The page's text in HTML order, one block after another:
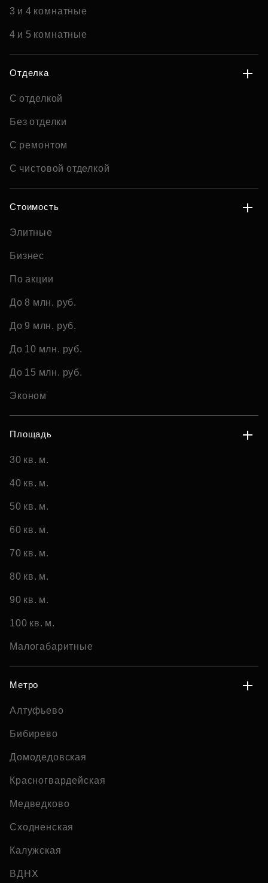
3 и 4 комнатные
4 и 5 комнатные
Отделка
С отделкой
Без отделки
С ремонтом
С чистовой отделкой
Стоимость
Элитные
Бизнес
По акции
До 8 млн. руб.
До 9 млн. руб.
До 10 млн. руб.
До 15 млн. руб.
Эконом
Площадь
30 кв. м.
40 кв. м.
50 кв. м.
60 кв. м.
70 кв. м.
80 кв. м.
90 кв. м.
100 кв. м.
Малогабаритные
Метро
Алтуфьево
Бибирево
Домодедовская
Красногвардейская
Медведково
Сходненская
Калужская
ВДНХ